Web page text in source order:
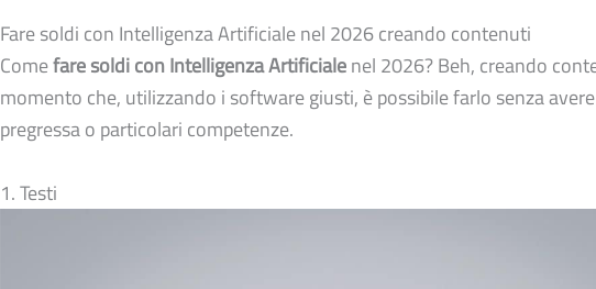
Fare soldi con Intelligenza Artificiale nel 2026 creando contenuti
Comefare soldi con Intelligenza Artificialenel 2026? Beh, creando
momento che, utilizzando i software giusti, è possibile farlo senza
pregressa o particolari competenze.
1. Testi